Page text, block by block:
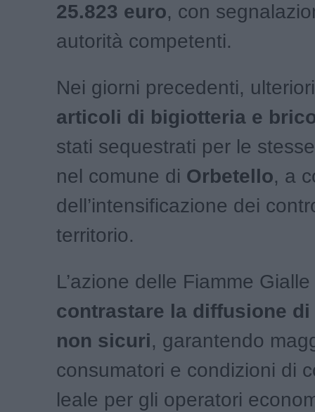
25.823 euro, con
autorità competenti.
Nei giorni precedenti,
articoli di bigiotteria e
stati sequestrati per le
nel comune di Orbetello, a
dell’intensificazione dei
territorio.
L’azione delle Fiamme
contrastare la diffusione
non sicuri, garantendo
consumatori e condizioni di
leale per gli operatori